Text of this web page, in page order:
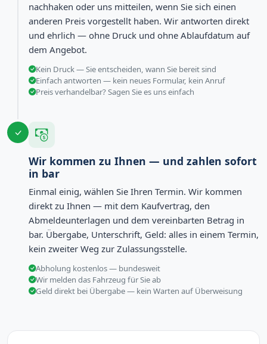
nachhaken oder uns mitteilen, wenn Sie sich einen
anderen Preis vorgestellt haben. Wir antworten direkt
und ehrlich — ohne Druck und ohne Ablaufdatum auf
dem Angebot.
Kein Druck — Sie entscheiden, wann Sie bereit sind
Einfach antworten — kein neues Formular, kein Anruf
Preis verhandelbar? Sagen Sie es uns einfach
Wir kommen zu Ihnen — und zahlen sofort
in bar
Einmal einig, wählen Sie Ihren Termin. Wir kommen
direkt zu Ihnen — mit dem Kaufvertrag, den
Abmeldeunterlagen und dem vereinbarten Betrag in
bar. Übergabe, Unterschrift, Geld: alles in einem Termin,
kein zweiter Weg zur Zulassungsstelle.
Abholung kostenlos — bundesweit
Wir melden das Fahrzeug für Sie ab
Geld direkt bei Übergabe — kein Warten auf Überweisung